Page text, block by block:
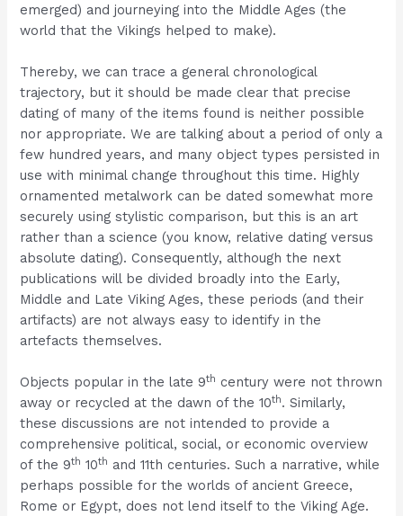
emerged) and journeying into the Middle Ages (the
world that the Vikings helped to make).
Thereby, we can trace a general chronological
trajectory, but it should be made clear that precise
dating of many of the items found is neither possible
nor appropriate. We are talking about a period of only a
few hundred years, and many object types persisted in
use with minimal change throughout this time. Highly
ornamented metalwork can be dated somewhat more
securely using stylistic comparison, but this is an art
rather than a science (you know, relative dating versus
absolute dating). Consequently, although the next
publications will be divided broadly into the Early,
Middle and Late Viking Ages, these periods (and their
artifacts) are not always easy to identify in the
artefacts themselves.
Objects popular in the late 9th century were not thrown
away or recycled at the dawn of the 10th. Similarly,
these discussions are not intended to provide a
comprehensive political, social, or economic overview
of the 9th 10th and 11th centuries. Such a narrative, while
perhaps possible for the worlds of ancient Greece,
Rome or Egypt, does not lend itself to the Viking Age.